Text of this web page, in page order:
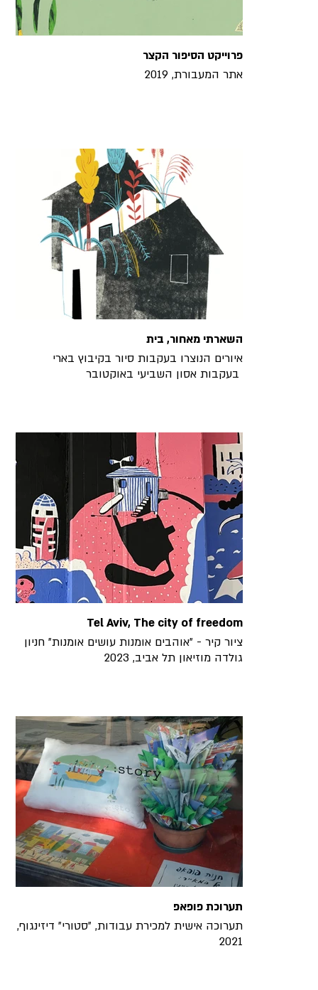
פרוייקט הסיפור הקצר
אתר המעבורת, 2019
השארתי מאחור, בית
איורים הנוצרו בעקבות סיור בקיבוץ בארי
Tel Aviv, The city of freedom
ציור קיר - ״אוהבים אומנות עושים אומנות״ חניון
גולדה מוזיאון תל אביב, 2023
תערוכת פופאפ
תערוכה אישית למכירת עבודות, ״סטורי״ דיזינגוף,
2021